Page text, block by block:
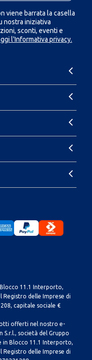
viene barrata la casella
nostra iniziativa
sconti, eventi e
l'Informativa privacy.
11.1 Interporto,
Registro delle Imprese di
capitale sociale €
offerti nel nostro e-
società del Gruppo
in Blocco 11.1 Interporto,
Registro delle Imprese di